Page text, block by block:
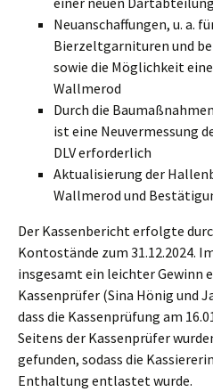
Neuanschaffungen, u. a.
Bierzeltgarnituren und
sowie die Möglichkeit
Wallmerod
Durch die
ist eine Neuvermessung
DLV erforderlich
Aktualisierung der
Wallmerod und
Der Kassenbericht erfolgte
Kontostände zum 31.12.2024.
insgesamt ein leichter Gewinn
Kassenprüfer (Sina Hönig und
dass die Kassenprüfung am
Seitens der Kassenprüfer
gefunden, sodass die
Enthaltung entlastet wurde.